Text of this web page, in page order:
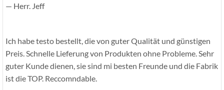
— Herr. Jeff
Ich habe testo bestellt, die von guter Qualität und günstigen
Preis. Schnelle Lieferung von Produkten ohne Probleme. Sehr
guter Kunde dienen, sie sind mi besten Freunde und die Fabrik
ist die TOP. Reccomndable.